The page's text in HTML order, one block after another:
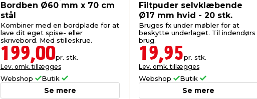
Bordben Ø60 mm x 70 cm
stål
Kombiner med en bordplade for at
lave dit eget spise- eller
skrivebord. Med stilleskrue.
199,00pr. stk.
Lev. omk. tillægges
Webshop Butik
Se mere
Filtpuder selvklæbende
Ø17 mm hvid - 20 stk.
Bruges fx under møbler for at
beskytte underlaget. Til indendørs
brug.
19,95pr. stk.
Lev. omk. tillægges
Webshop Butik
Se mere